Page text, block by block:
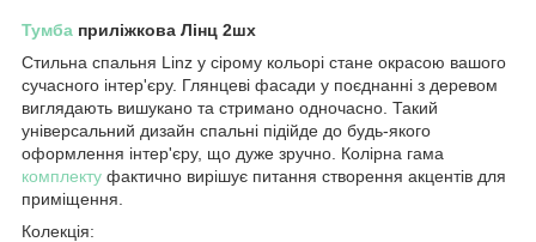
Тумба приліжкова Лінц 2шх
Стильна спальня Linz у сірому кольорі стане окрасою вашого
сучасного інтер'єру. Глянцеві фасади у поєднанні з деревом
виглядають вишукано та стримано одночасно. Такий
універсальний дизайн спальні підійде до будь-якого
оформлення інтер'єру, що дуже зручно. Колірна гама
комплекту фактично вирішує питання створення акцентів для
приміщення.
Колекція: